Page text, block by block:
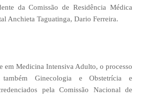
da Comissão de Residência Médica
Anchieta Taguatinga, Dario Ferreira.
em Medicina Intensiva Adulto, o processo
também Ginecologia e Obstetrícia e
pela Comissão Nacional de